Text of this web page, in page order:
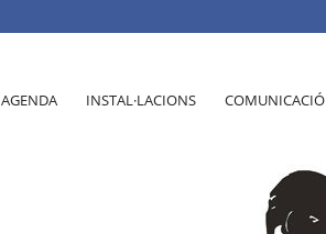
AGENDA INSTAL·LACIONS COMUNICACIÓ